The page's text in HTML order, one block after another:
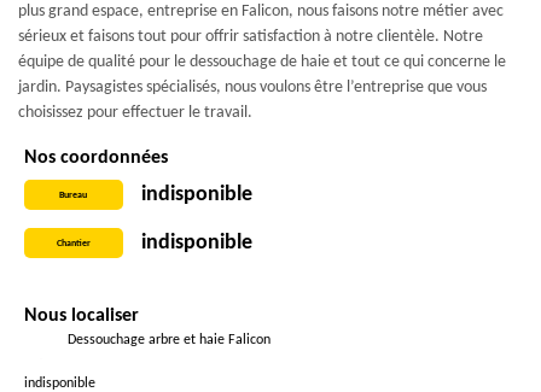
plus grand espace, entreprise en Falicon, nous faisons notre métier avec
sérieux et faisons tout pour offrir satisfaction à notre clientèle. Notre
équipe de qualité pour le dessouchage de haie et tout ce qui concerne le
jardin. Paysagistes spécialisés, nous voulons être l’entreprise que vous
choisissez pour effectuer le travail.
Nos coordonnées
Bureau indisponible
Chantier indisponible
Nous localiser
Dessouchage arbre et haie Falicon
indisponible